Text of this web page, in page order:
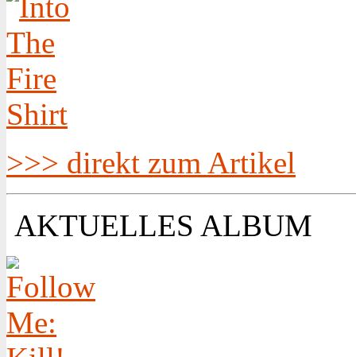
>>> direkt zum Artikel
AKTUELLES ALBUM